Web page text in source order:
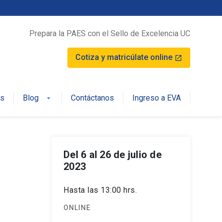
Prepara la PAES con el Sello de Excelencia UC
Cotiza y matricúlate online launch
Blog arrow_drop_down Contáctanos Ingreso a EVA
Del 6 al 26 de julio de
2023
Hasta las 13:00 hrs.
ONLINE